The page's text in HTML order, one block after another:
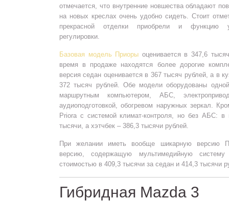
отмечается, что внутренние новшества обладают
на новых креслах очень удобно сидеть. Стоит
прекрасной отделки приобрели и функцию
регулировки.
Базовая модель Приоры оценивается в 347,6
время в продаже находятся более дорогие
версия седан оценивается в 367 тысяч рублей, а в
372 тысяч рублей. Обе модели оборудованы
маршрутным компьютером, АБС,
аудиоподготовкой, обогревом наружных зеркал.
Priora с системой климат-контроля, но без АБС: в
тысячи, а хэтчбек – 386,3 тысячи рублей.
При желании иметь вообще шикарную версию
версию, содержащую мультимедийную
стоимостью в 409,3 тысячи за седан и 414,3 тысячи
Гибридная Mazda 3